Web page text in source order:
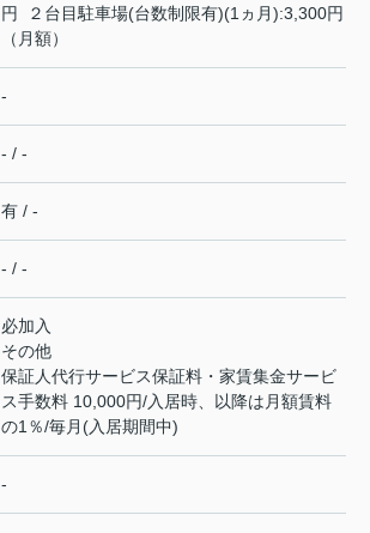
円 ２台目駐車場(台数制限有)(1ヵ月):3,300円
（月額）
-
- / -
有 / -
- / -
必加入
その他
保証人代行サービス保証料・家賃集金サービ
ス手数料 10,000円/入居時、以降は月額賃料
の1％/毎月(入居期間中)
-